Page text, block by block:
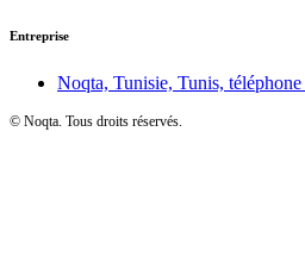
Entreprise
Noqta, Tunisie, Tunis, téléphone
© Noqta. Tous droits réservés.